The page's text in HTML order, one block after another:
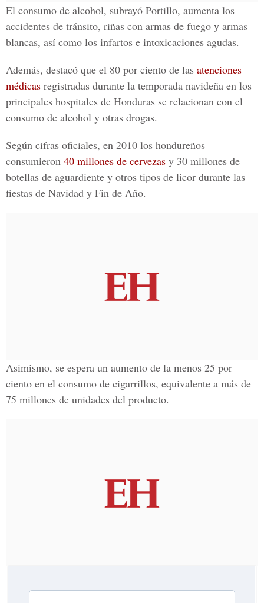
El consumo de alcohol, subrayó Portillo, aumenta los
accidentes de tránsito, riñas con armas de fuego y armas
blancas, así como los infartos e intoxicaciones agudas.
Además, destacó que el 80 por ciento de las atenciones
médicas registradas durante la temporada navideña en los
principales hospitales de Honduras se relacionan con el
consumo de alcohol y otras drogas.
Según cifras oficiales, en 2010 los hondureños
consumieron 40 millones de cervezas y 30 millones de
botellas de aguardiente y otros tipos de licor durante las
fiestas de Navidad y Fin de Año.
Asimismo, se espera un aumento de la menos 25 por
ciento en el consumo de cigarrillos, equivalente a más de
75 millones de unidades del producto.